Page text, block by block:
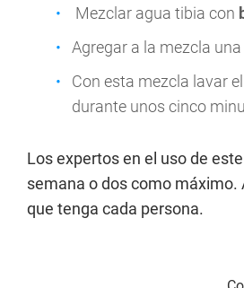
Mezclar agua tibia con
Agregar a la mezcla
Con esta mezcla lavar el
durante unos cinco
Los expertos en el uso de
semana o dos como
que tenga cada persona.